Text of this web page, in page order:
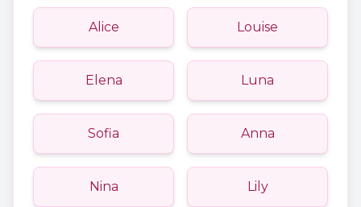
Alice Louise
Elena Luna
Sofia Anna
Nina Lily